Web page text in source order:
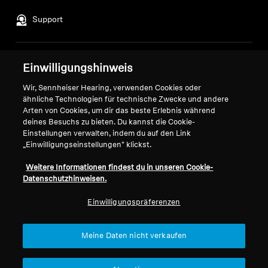
Support
Impressum
Vertrag widerrufen
Globale Datenschutzrichtlinie
Allgemeine
Geschäftsbedingungen für
Koordinierte Richtlinie zur
Offenlegung von Schwachstellen
Karriere bei Sonova
Pressekontakte
Sennheiser Consumer
Impressum Cookie-Einstellungen
Einwilligungshinweis
Wir, Sennheiser Hearing, verwenden Cookies oder
ähnliche Technologien für technische Zwecke und andere
Arten von Cookies, um dir das beste Erlebnis während
deines Besuchs zu bieten. Du kannst die Cookie-
Einstellungen verwalten, indem du auf den Link
„Einwilligungseinstellungen" klickst.
Weitere Informationen findest du in unseren Cookie-
Datenschutzhinweisen.
Einwilligungspräferenzen
Meine Daten nicht verkaufen